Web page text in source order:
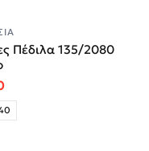
Πέδιλα 135/2080
price was: €55.00.
Η τρέχουσα τιμή